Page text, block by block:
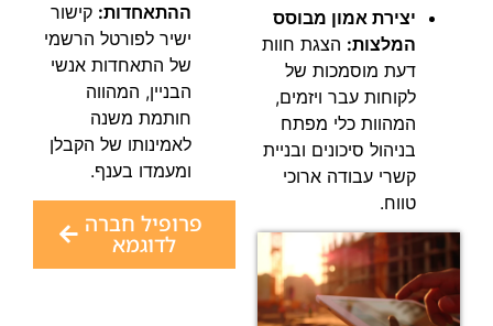
יצירת אמון מבוסס
המלצות: הצגת חוות
דעת מוסמכות של
לקוחות עבר ויזמים,
המהוות כלי מפתח
בניהול סיכונים ובניית
קשרי עבודה ארוכי
טווח.
ההתאחדות: קישור
ישיר לפורטל הרשמי
של התאחדות אנשי
הבניין, המהווה
חותמת משנה
לאמינותו של הקבלן
ומעמדו בענף.
פרופיל חברה
לדוגמא